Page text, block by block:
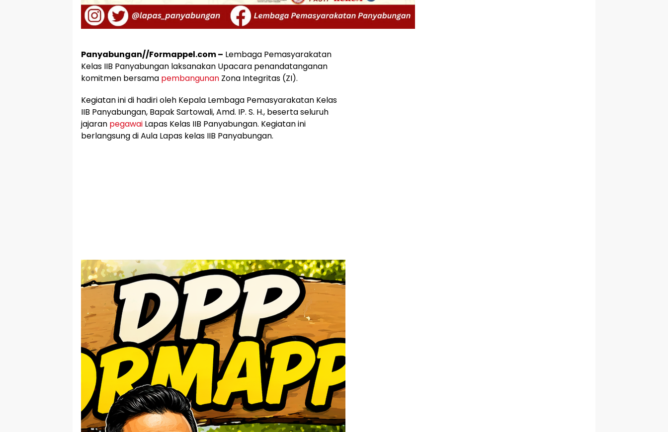
Panyabungan//Formappel.com – Lembaga Pemasyarakatan
Kelas IIB Panyabungan laksanakan Upacara penandatanganan
komitmen bersama pembangunan Zona Integritas (ZI).
Kegiatan ini di hadiri oleh Kepala Lembaga Pemasyarakatan Kelas
IIB Panyabungan, Bapak Sartowali, Amd. IP. S. H., beserta seluruh
jajaran pegawai Lapas Kelas IIB Panyabungan. Kegiatan ini
berlangsung di Aula Lapas kelas IIB Panyabungan.